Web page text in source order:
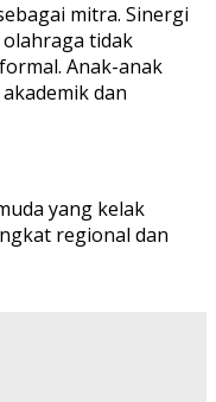
mitra. Sinergi
tidak
Anak-anak
dan
yang kelak
regional dan